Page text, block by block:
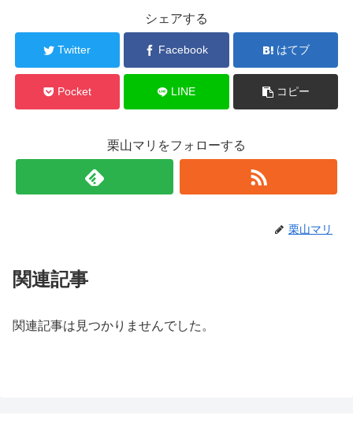
シェアする
Twitter Facebook はてブ
Pocket LINE コピー
栗山マリをフォローする
栗山マリ
関連記事
関連記事は見つかりませんでした。